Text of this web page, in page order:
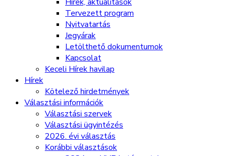
Tervezett program
Nyitvatartás
Jegyárak
Letölthető dokumentumok
Kapcsolat
Keceli Hírek havilap
Hírek
Kötelező hirdetmények
Választási információk
Választási szervek
Választási ügyintézés
2026. évi választás
Korábbi választások